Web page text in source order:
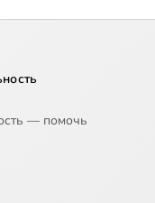
— помочь